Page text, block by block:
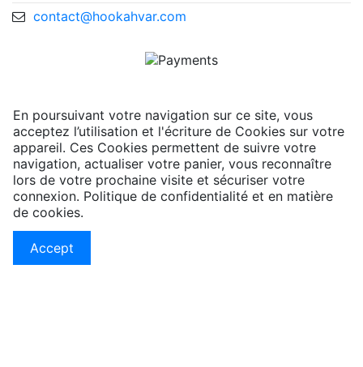
contact@hookahvar.com
En poursuivant votre navigation sur ce site, vous
acceptez l’utilisation et l'écriture de Cookies sur votre
appareil. Ces Cookies permettent de suivre votre
navigation, actualiser votre panier, vous reconnaître
lors de votre prochaine visite et sécuriser votre
connexion. Politique de confidentialité et en matière
de cookies.
Accept